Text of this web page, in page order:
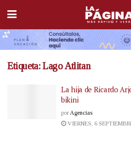
Etiqueta:Lago Atlitan
La hija de Ricardo
bikini
por Agencias
VIERNES, 6